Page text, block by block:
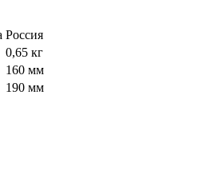
Россия
0,65 кг
160 мм
190 мм